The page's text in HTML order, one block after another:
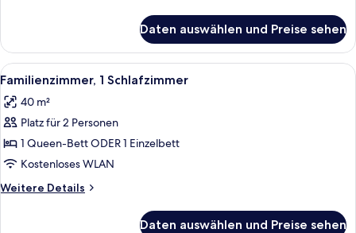
Dreibettzimmer
Daten auswählen und Preise sehen
Alle
Fotos
für
Familienzimmer,
1
Schlafzimmer
anzeigen
Ein Hotelzimmer mit Bett,
4
Familienzimmer, 1 Schlafzimmer
40 m²
Platz für 2 Personen
1 Queen-Bett ODER 1 Einzelbett
Kostenloses WLAN
Weitere Details
Weitere
Daten auswählen und Preise sehen